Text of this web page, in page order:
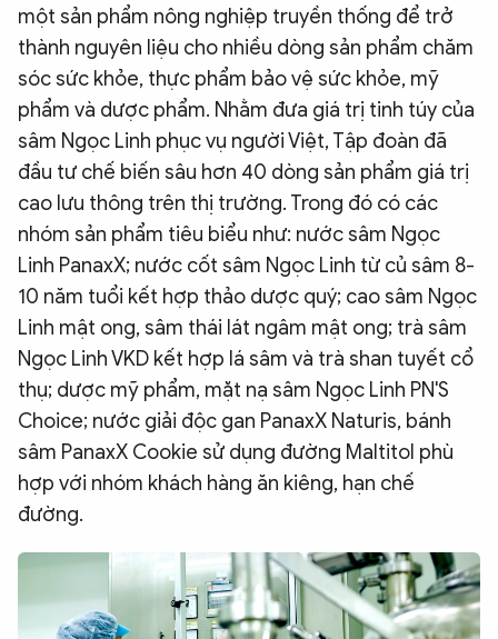
một sản phẩm nông nghiệp truyền thống để trở
thành nguyên liệu cho nhiều dòng sản phẩm chăm
sóc sức khỏe, thực phẩm bảo vệ sức khỏe, mỹ
phẩm và dược phẩm. Nhằm đưa giá trị tinh túy của
sâm Ngọc Linh phục vụ người Việt, Tập đoàn đã
đầu tư chế biến sâu hơn 40 dòng sản phẩm giá trị
cao lưu thông trên thị trường. Trong đó có các
nhóm sản phẩm tiêu biểu như: nước sâm Ngọc
Linh PanaxX; nước cốt sâm Ngọc Linh từ củ sâm 8-
10 năm tuổi kết hợp thảo dược quý; cao sâm Ngọc
Linh mật ong, sâm thái lát ngâm mật ong; trà sâm
Ngọc Linh VKD kết hợp lá sâm và trà shan tuyết cổ
thụ; dược mỹ phẩm, mặt nạ sâm Ngọc Linh PN'S
Choice; nước giải độc gan PanaxX Naturis, bánh
sâm PanaxX Cookie sử dụng đường Maltitol phù
hợp với nhóm khách hàng ăn kiêng, hạn chế
đường.